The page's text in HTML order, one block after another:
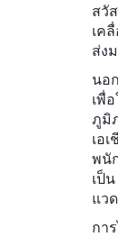
สวั
เค
ส่ง
นอ
เพื่
ภูมิ
เอ
พนั
เป็
แว
กา